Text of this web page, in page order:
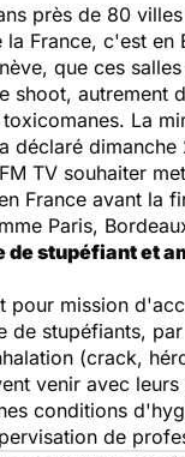
près de 80
France, c'est en
que ces
shoot, autrement
La
déclaré
TV souhaiter
France avant la
Paris,
de stupéfiant et
pour mission
de stupéfiants,
(crack,
venir avec
conditions
de